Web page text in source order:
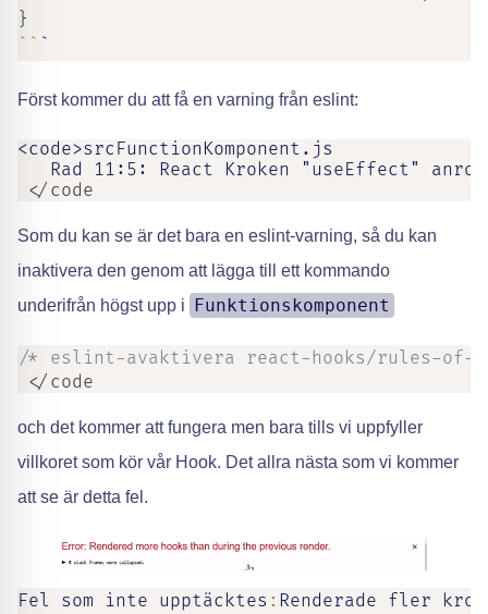
}
Först kommer du att få en varning från eslint:
<code>srcFunctionKomponent.js
Rad 11:5: React Kroken "useEffect"
</code
Som du kan se är det bara en eslint-varning, så du kan
inaktivera den genom att lägga till ett kommando
underifrån högst upp i Funktionskomponent
/* eslint-avaktivera react-hooks/rules-of-
</code
och det kommer att fungera men bara tills vi uppfyller
villkoret som kör vår Hook. Det allra nästa som vi kommer
att se är detta fel.
Fel som inte upptäcktes : Renderade fler